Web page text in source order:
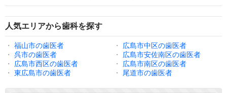
人気エリアから歯科を探す
・ 福山市の歯医者 ・
広島市中区の歯医者
・
呉市の歯医者 ・
広島市安佐南区の歯医者
・
広島市西区の歯医者 ・
広島市南区の歯医者
・
東広島市の歯医者 ・ 尾道市の歯医者